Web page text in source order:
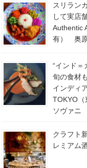
スリラン
して実店
Authentic
有） 奥
“インド＝
旬の食材
インディ
TOKYO
ソヴァニ
クラフト
レミアム